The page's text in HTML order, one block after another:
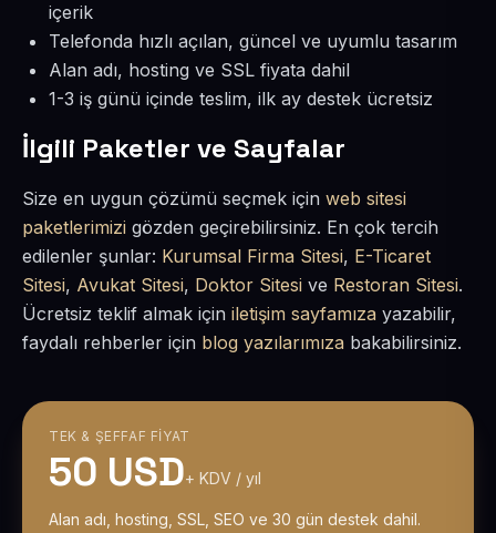
içerik
Telefonda hızlı açılan, güncel ve uyumlu tasarım
Alan adı, hosting ve SSL fiyata dahil
1-3 iş günü içinde teslim, ilk ay destek ücretsiz
İlgili Paketler ve Sayfalar
Size en uygun çözümü seçmek için web sitesi
paketlerimizi gözden geçirebilirsiniz. En çok tercih
edilenler şunlar: Kurumsal Firma Sitesi, E-Ticaret
Sitesi, Avukat Sitesi, Doktor Sitesi ve Restoran Sitesi.
Ücretsiz teklif almak için iletişim sayfamıza yazabilir,
faydalı rehberler için blog yazılarımıza bakabilirsiniz.
TEK & ŞEFFAF FIYAT
50 USD+ KDV / yıl
Alan adı, hosting, SSL, SEO ve 30 gün destek dahil.